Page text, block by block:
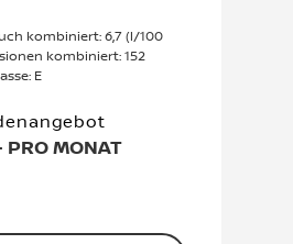
kombiniert: 6,7 (l/100
kombiniert: 152
E
PRO MONAT